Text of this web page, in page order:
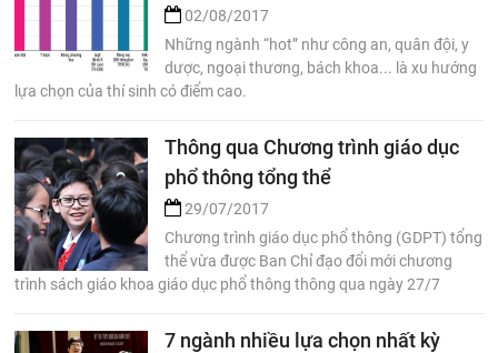
02/08/2017
Những ngành “hot” như công an, quân đội, y
dược, ngoại thương, bách khoa... là xu hướng
lựa chọn của thí sinh có điểm cao.
Thông qua Chương trình giáo dục
phổ thông tổng thể
29/07/2017
Chương trình giáo dục phổ thông (GDPT) tổng
thể vừa được Ban Chỉ đạo đổi mới chương
trình sách giáo khoa giáo dục phổ thông thông qua ngày 27/7
7 ngành nhiều lựa chọn nhất kỳ